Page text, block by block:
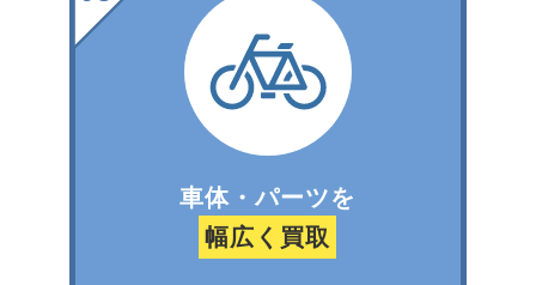
車体・パーツを
幅広く買取